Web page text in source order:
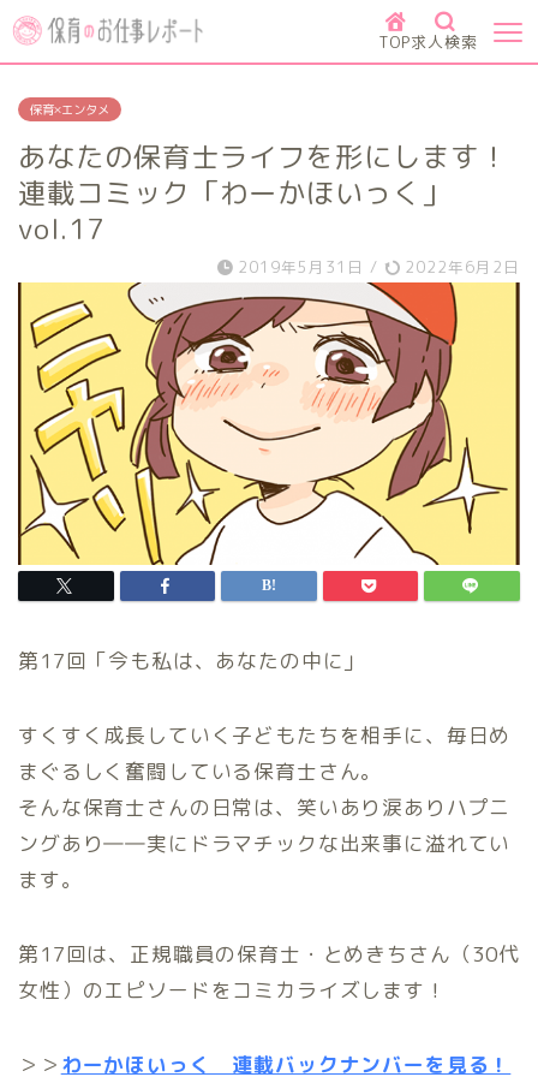
TOP求人検索
保育×エンタメ
あなたの保育士ライフを形にします！
連載コミック「わーかほいっく」
vol.17
2019年5月31日 / 2022年6月2日
第17回「今も私は、あなたの中に」
すくすく成長していく子どもたちを相手に、毎日め
まぐるしく奮闘している保育士さん。
そんな保育士さんの日常は、笑いあり涙ありハプニ
ングあり――実にドラマチックな出来事に溢れてい
ます。
第17回は、正規職員の保育士・とめきちさん（30代
女性）のエピソードをコミカライズします！
＞＞ わーかほいっく 連載バックナンバーを見る！